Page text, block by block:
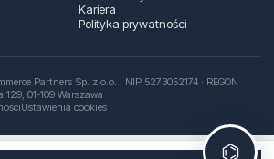
Kariera
Polityka prywatności
Partners Sp. z o.o. · NIP 5273052174 · REGON
01‑109 Warszawa
Ustawienia cookies
⌬